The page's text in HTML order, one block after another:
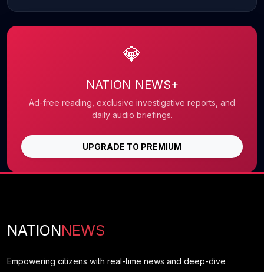
💎
NATION NEWS+
Ad-free reading, exclusive investigative reports, and
daily audio briefings.
UPGRADE TO PREMIUM
NATIONNEWS
Empowering citizens with real-time news and deep-dive